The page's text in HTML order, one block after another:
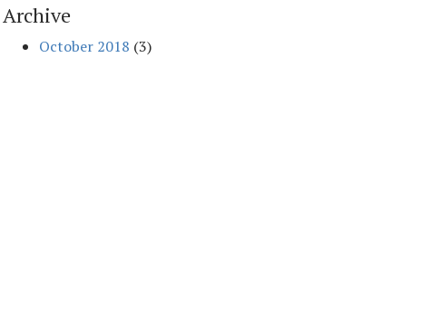
Archive
October 2018 (3)